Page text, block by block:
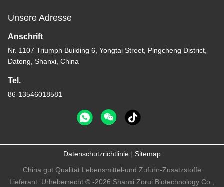
Unsere Adresse
Anschrift
Nr. 1107 Triumph Building 6, Yongtai Street, Pingcheng District,
Datong, Shanxi, China
Tel.
86-13546018581
Datenschutzrichtlinie| Sitemap
China gut Qualität Lebensmittel-und Zufuhr-Zusatzstoffe
Lieferant. Urheberrecht © -2026 Shanxi Zorui Biotechnology Co.,